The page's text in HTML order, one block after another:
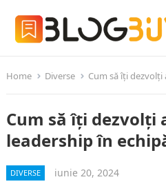
Home Diverse Cum să îți
Cum să îți dezvolți
leadership în
DIVERSE iunie 20, 2024